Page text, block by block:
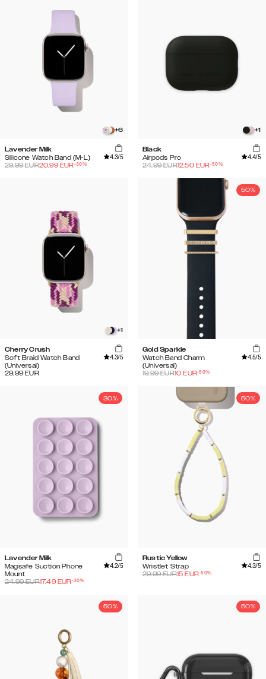
+6
Lavender Milk
Silicone Watch Band (M-L)
4.3/5
29.99EUR20.99 EUR-30%
+1
Black
Airpods Pro
4.4/5
24.99EUR12.50 EUR-50%
+1
Cherry Crush
Soft Braid Watch Band
(Universal)
4.3/5
29.99 EUR
50%
Gold Sparkle
Watch Band Charm
(Universal)
4.5/5
19.99EUR10 EUR-50%
30%
Lavender Milk
Magsafe Suction Phone
Mount
4.2/5
24.99EUR17.49 EUR-30%
50%
Rustic Yellow
Wristlet Strap
4.3/5
29.99EUR15 EUR-50%
50% 50%